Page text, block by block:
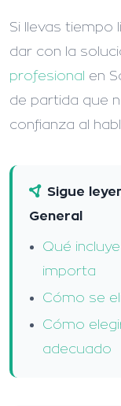
Si llevas tiempo
dar con la
profesional en
de partida que
confianza al
Sigue
General
Qué
importa
Cómo se
Cómo
adecuado